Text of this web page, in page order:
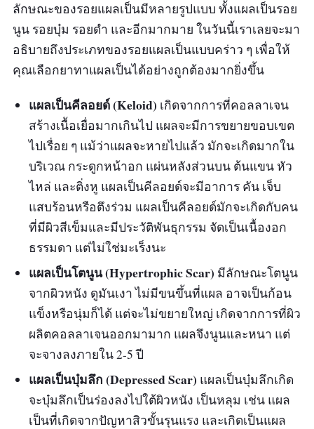
"รอยสิวจางค่อนข้างไว ยิ่งรอยสิวใหม่จะจางไว
มาก ถ้าใช้สม่ำเสมอ เป็นหลอดที่นับครั้งไม่ถ้วน
แล้วจ้า"
ลักษณะของรอยแผลเป็นมีหลายรูปแบบ ทั้งแผลเป็นรอย
นูน รอยบุ๋ม รอยดำ และอีกมากมาย ในวันนี้เราเลยจะมา
อธิบายถึงประเภทของรอยแผลเป็นแบบคร่าว ๆ เพื่อให้
คุณเลือกยาทาแผลเป็นได้อย่างถูกต้องมากยิ่งขึ้น
แผลเป็นคีลอยด์ (Keloid) เกิดจากการที่คอลลาเจน
สร้างเนื้อเยื่อมากเกินไป แผลจะมีการขยายขอบเขต
ไปเรื่อย ๆ แม้ว่าแผลจะหายไปแล้ว มักจะเกิดมากใน
บริเวณ กระดูกหน้าอก แผ่นหลังส่วนบน ต้นแขน หัว
ไหล่ และติ่งหู แผลเป็นคีลอยด์จะมีอาการ คัน เจ็บ
แสบร้อนหรือตึงร่วม แผลเป็นคีลอยด์มักจะเกิดกับคน
ที่มีผิวสีเข็มและมีประวัติพันธุกรรม จัดเป็นเนื้องอก
ธรรมดา แต่ไม่ใช่มะเร็งนะ
แผลเป็นโตนูน (Hypertrophic Scar) มีลักษณะโตนูน
จากผิวหนัง ดูมันเงา ไม่มีขนขึ้นที่แผล อาจเป็นก้อน
แข็งหรือนุ่มก็ได้ แต่จะไม่ขยายใหญ่ เกิดจากการที่ผิว
ผลิตคอลลาเจนออกมามาก แผลจึงนูนและหนา แต่
จะจางลงภายใน 2-5 ปี
แผลเป็นบุ๋มลึก (Depressed Scar) แผลเป็นบุ๋มลึกเกิด
จะบุ๋มลึกเป็นร่องลงไปใต้ผิวหนัง เป็นหลุม เช่น แผล
เป็นที่เกิดจากปัญหาสิวขั้นรุนแรง และเกิดเป็นแผล